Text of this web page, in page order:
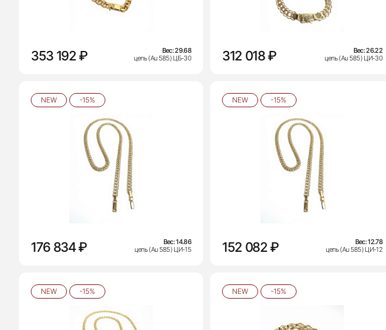
353 192 ₽ Вес:29.68
цепь (Au 585) ЦБ-30
312 018 ₽ Вес:26.22
цепь (Au 585) ЦИ-30
NEW -15%
176 834 ₽ Вес:14.86
цепь (Au 585) ЦИ-15
NEW -15%
152 082 ₽ Вес:12.78
цепь (Au 585) ЦИ-12
NEW -15% NEW -15%